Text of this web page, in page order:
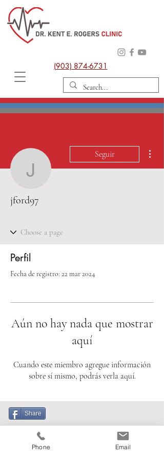
(903) 874-6731
jford97
Seguir
jford97
Perfil
Fecha de registro: 22 mar 2024
Aún no hay nada que mostrar
aquí
Cuando este miembro agregue información
sobre sí mismo, podrás verla aquí.
Share
Phone Email